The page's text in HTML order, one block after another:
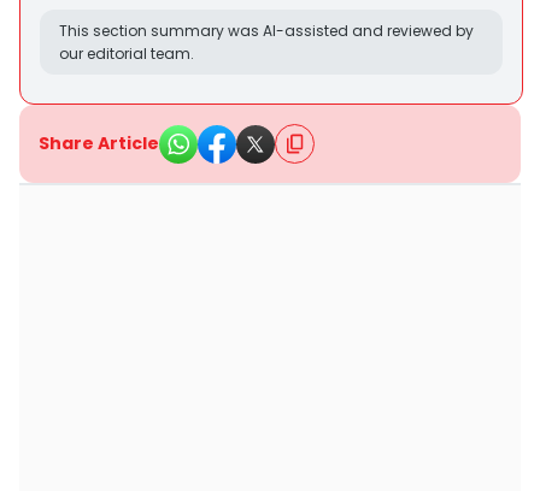
This section summary was AI-assisted and reviewed by
our editorial team.
Share Article